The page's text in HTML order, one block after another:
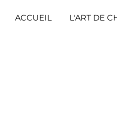
ACCUEIL L'ART DE